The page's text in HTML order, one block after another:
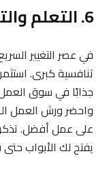
6. التعلم والتطوير المستمر
في عصر التغيير
تنافسية كبرى.
جذابًا في سوق
واحضر ورش العمل
على عمل أفضل.
يفتح لك الأبواب